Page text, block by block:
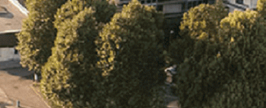
- 🎁 Caen on aime, on partage
- 🎉 Les événements AVF
- Activités et Loisirs
Ajoutez un logo, un bouton, des réseaux sociaux
Cliquez pour éditer